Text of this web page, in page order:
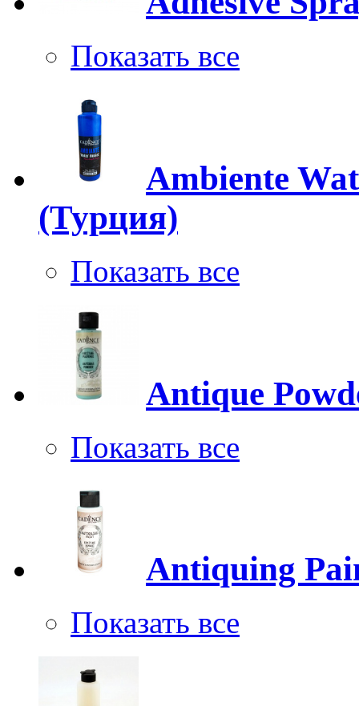
Показать все
Ambiente
(Турция)
Показать все
Antique
Показать все
Antiquing
Показать все